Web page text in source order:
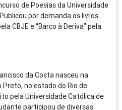
de Poesias da Universidade
por demanda os livros
CBJE e “Barco à Deriva” pela
da Costa nasceu na
Preto, no estado do Rio de
pela Universidade Católica de
participou de diversas